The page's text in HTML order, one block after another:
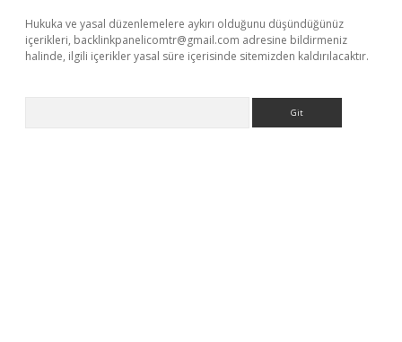
Hukuka ve yasal düzenlemelere aykırı olduğunu düşündüğünüz
içerikleri, backlinkpanelicomtr@gmail.com adresine bildirmeniz
halinde, ilgili içerikler yasal süre içerisinde sitemizden kaldırılacaktır.